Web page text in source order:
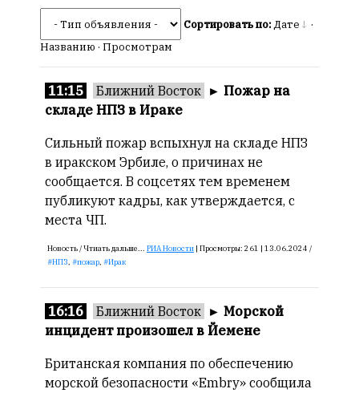
СТАТИСТИКА
Онлайн
всего:
Гостей:
Пользователей:
НАШИ
Тонкие
материалы
независимо
мыслящих.
Сортировать по:Дате
·
Названию · Просмотрам
11:15 Ближний Восток ► Пожар на
складе НПЗ в Ираке
Сильный пожар вспыхнул на складе НПЗ
в иракском Эрбиле, о причинах не
сообщается. В соцсетях тем временем
публикуют кадры, как утверждается, с
места ЧП.
Новость /Чтиать дальше... РИА Новости | Просмотры: 261 | 13.06.2024 /
НПЗ, пожар, Ирак
16:16 Ближний Восток ► Морской
инцидент произошел в Йемене
Британская компания по обеспечению
морской безопасности «Embry» сообщила